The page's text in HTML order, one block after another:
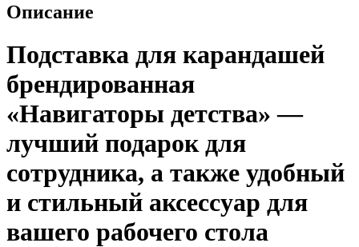
Описание
Подставка для карандашей
брендированная
«Навигаторы детства» —
лучший подарок для
сотрудника, а также удобный
и стильный аксессуар для
вашего рабочего стола